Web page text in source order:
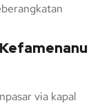
via kapal